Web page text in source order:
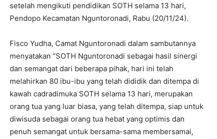
setelah mengikuti pendidikan SOTH selama 13 hari,
Pendopo Kecamatan Nguntoronadi, Rabu (20/11/24).
Fisco Yudha, Camat Nguntoronadi dalam sambutannya
menyatakan “SOTH Nguntoronadi sebagai hasil sinergi
dan semangat dari beberapa pihak, hari ini telah
melahirkan 80 ibu-ibu yang telah dididik dan ditempa di
kawah cadradimuka SOTH selama 13 hari, merupakan
orang tua yang luar biasa, yang telah ditempa, siap untuk
diwisuda sebagai orang tua hebat yang optimis dan
penuh semangat untuk bersama-sama membersamai,